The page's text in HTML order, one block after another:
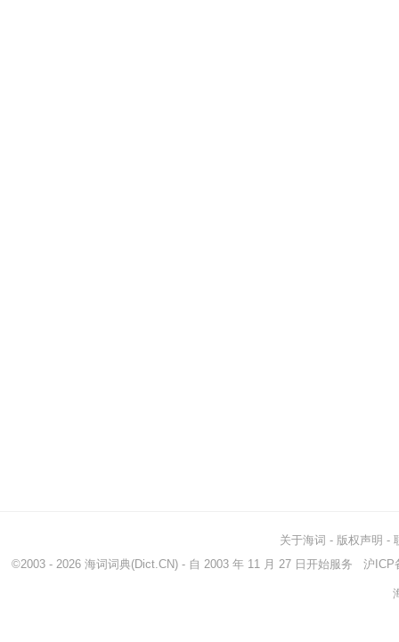
关于海词 - 版权声明 -
©2003 - 2026 海词词典(Dict.CN) - 自 2003 年 11 月 27 日开始服务 沪ICP